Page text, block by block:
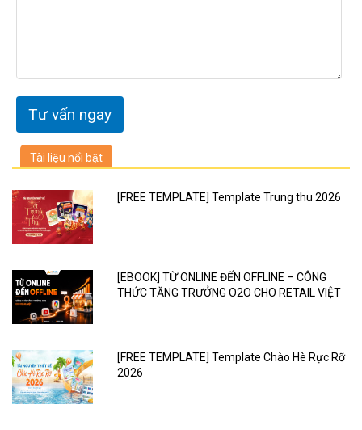
Tài liệu nổi bật
[FREE TEMPLATE] Template Trung thu 2026
[EBOOK] TỪ ONLINE ĐẾN OFFLINE – CÔNG
THỨC TĂNG TRƯỞNG O2O CHO RETAIL VIỆT
[FREE TEMPLATE] Template Chào Hè Rực Rỡ
2026